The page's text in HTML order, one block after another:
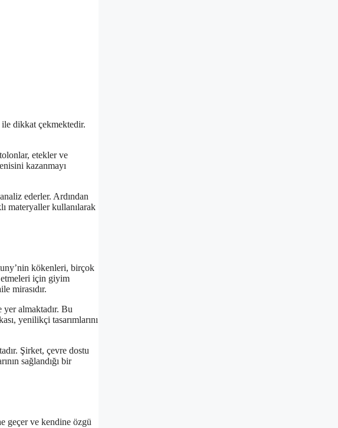
ile dikkat çekmektedir.
etekler ve
kazanmayı
ederler. Ardından
materyaller kullanılarak
kökenleri, birçok
etmeleri için giyim
mirasıdır.
almaktadır. Bu
yenilikçi tasarımlarını
Şirket, çevre dostu
sağlandığı bir
geçer ve kendine özgü